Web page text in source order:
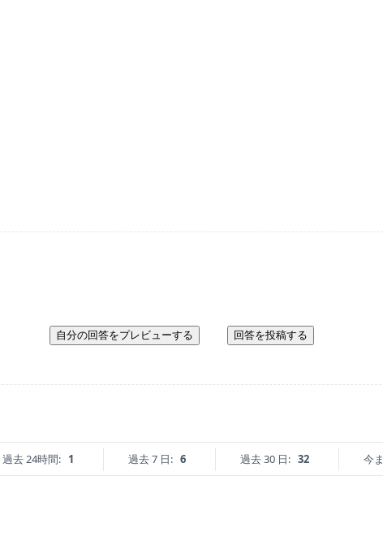
自分の回答をプレビューする 回答を投稿する
過去 24時間: 1 過去 7 日: 6 過去 30 日: 32 今